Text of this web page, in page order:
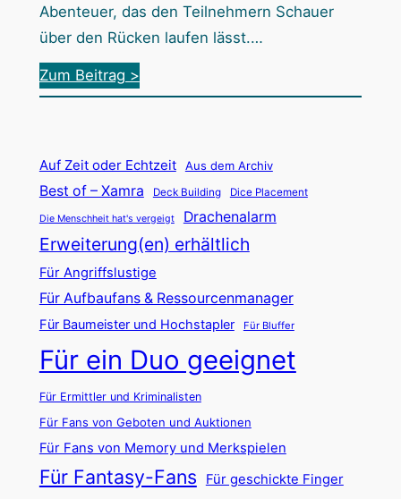
s
i
n
n
g
i
n
n
t
Abenteuer, das den Teilnehmern Schauer
über den Rücken laufen lässt.…
Zum Beitrag >:
M
t
e
r
y
H
o
u
s
e
Auf Zeit oder Echtzeit Aus dem Archiv
Best of – Xamra Deck Building Dice Placement
Die Menschheit hat's vergeigt Drachenalarm
Erweiterung(en) erhältlich
Für Angriffslustige
Für Aufbaufans & Ressourcenmanager
Für Baumeister und Hochstapler Für Bluffer
Für ein Duo geeignet
Für Ermittler und Kriminalisten
Für Fans von Geboten und Auktionen
Für Fans von Memory und Merkspielen
Für Fantasy-Fans Für geschickte Finger